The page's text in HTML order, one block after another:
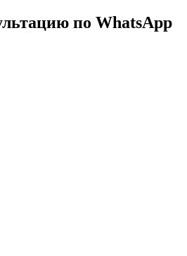
по WhatsApp